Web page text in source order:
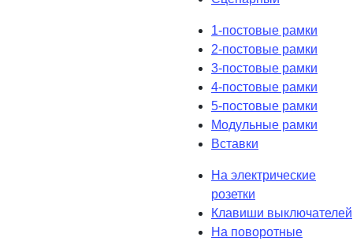
1-постовые рамки
2-постовые рамки
3-постовые рамки
4-постовые рамки
5-постовые рамки
Модульные рамки
Вставки
На электрические
розетки
Клавиши выключателей
На поворотные